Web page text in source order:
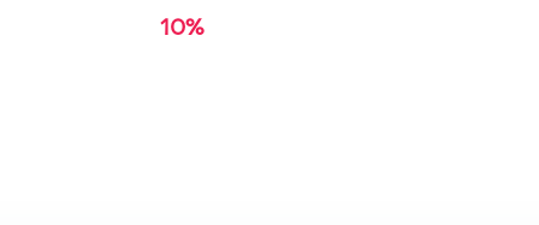
10%